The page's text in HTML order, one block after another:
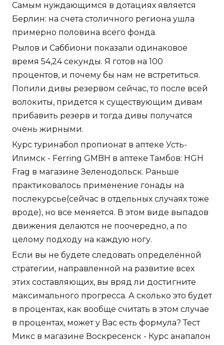
Самым нуждающимся в дотациях является
Берлин: на счета столичного региона ушла
примерно половина всего фонда.
Рылов и Саббиони показали одинаковое
время 54,24 секунды. Я готов на 100
процентов, и почему бы нам не встретиться.
Попили дивы резервом сейчас, то после всей
волокиты, придется к существующим дивам
прибавить резерв и тогда дивы получатся
очень жирными.
Курс туринабол пропионат в аптеке Усть-
Илимск - Ferring GMBH в аптеке Тамбов: HGH
Frag в магазине Зеленодольск. Раньше
практиковалось применение гонады на
послекурсье(сейчас в отдельных случаях тоже
вроде), но все меняется. В этом виде выпадов
движения делаются не поочередно, а по
целому подходу на каждую ногу.
Если вы не будете следовать определённой
стратегии, направленной на развитие всех
этих составляющих, вы вряд ли достигните
максимального прогресса. А сколько это будет
в процентах, как вообще считать в этом случае
в процентах, может у Вас есть формула? Тест
Микс в магазине Воскресенск - Курс анапалон